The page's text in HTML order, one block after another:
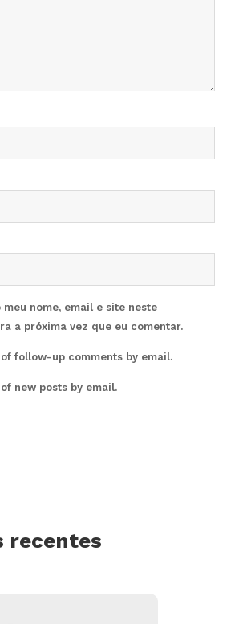
meu nome, email e site neste
a próxima vez que eu comentar.
follow-up comments by email.
new posts by email.
recentes